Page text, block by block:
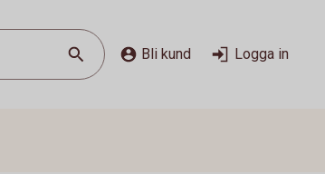
Bli kund Logga in